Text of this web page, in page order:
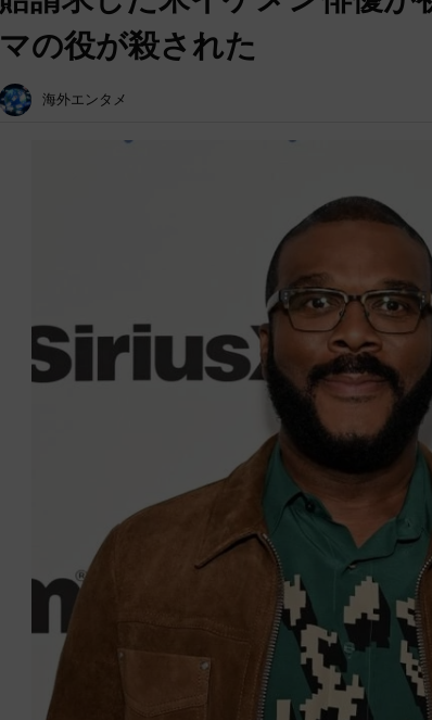
マの役が殺された
海外エンタメ